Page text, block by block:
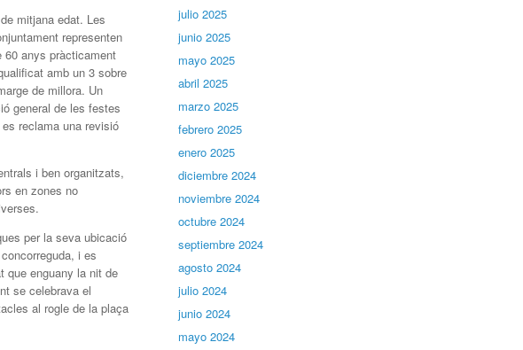
mitjana edat. Les
representen
60 anys pràcticament
amb un 3 sobre
de millora. Un
general de les festes
reclama una revisió
i ben organitzats,
en zones no
per la seva ubicació
i es
que enguany la nit de
se celebrava el
al rogle de la plaça
julio 2025
junio 2025
mayo 2025
abril 2025
marzo 2025
febrero 2025
enero 2025
diciembre 2024
noviembre 2024
octubre 2024
septiembre 2024
agosto 2024
julio 2024
junio 2024
mayo 2024